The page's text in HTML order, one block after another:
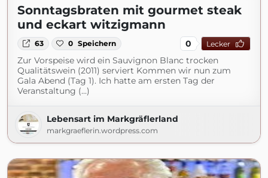
Sonntagsbraten mit gourmet steak
und eckart witzigmann
63 0 Speichern 0 Lecker
Zur Vorspeise wird ein Sauvignon Blanc trocken
Qualitätswein (2011) serviert Kommen wir nun zum
Gala Abend (Tag 1). Ich hatte am ersten Tag der
Veranstaltung (...)
Lebensart im Markgräflerland
markgraeflerin.wordpress.com